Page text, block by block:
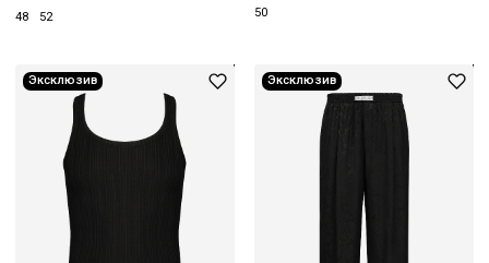
48 52
50
Эксклюзив Эксклюзив